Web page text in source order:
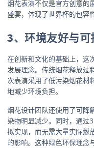
烟花表演不仅是官方创意的
盛宴，体现了世界杯的包容
3、环境友好与可
在创新和文化的基础上，这
发展理念。传统烟花释放过
次表演采用了低污染烟花材
地减少环境负担。
烟花设计团队还使用了可降
染物明显减少。同时，通过
拟实现，而无需大量实际燃
的影响。这种绿色环保理念